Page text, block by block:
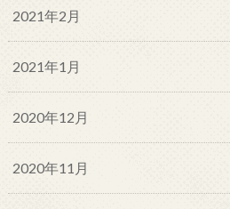
2021年2月
2021年1月
2020年12月
2020年11月